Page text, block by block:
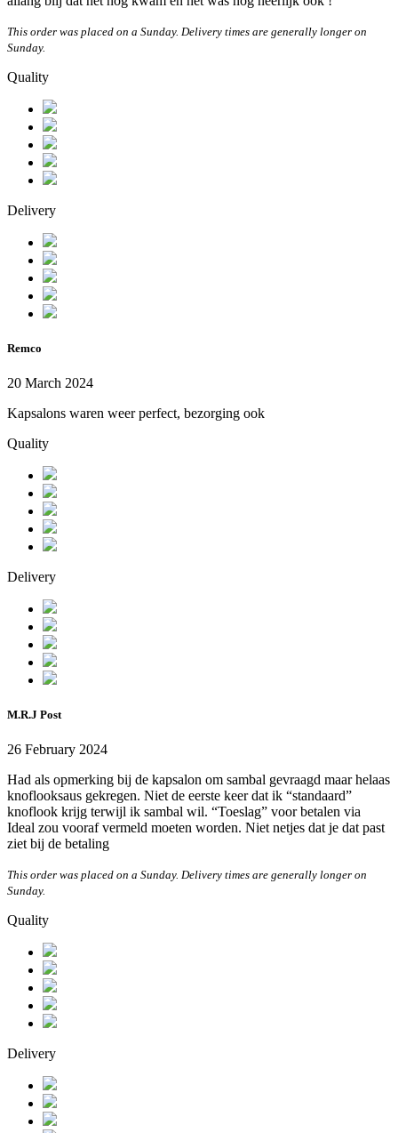
This order was placed on a Sunday. Delivery times are generally longer on
Sunday.
Quality
Delivery
Remco
20 March 2024
Kapsalons waren weer perfect, bezorging ook
Quality
Delivery
M.R.J Post
26 February 2024
Had als opmerking bij de kapsalon om sambal gevraagd maar helaas
knoflooksaus gekregen. Niet de eerste keer dat ik “standaard”
knoflook krijg terwijl ik sambal wil. “Toeslag” voor betalen via
Ideal zou vooraf vermeld moeten worden. Niet netjes dat je dat past
ziet bij de betaling
This order was placed on a Sunday. Delivery times are generally longer on
Sunday.
Quality
Delivery